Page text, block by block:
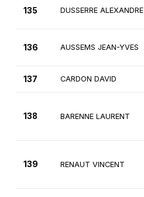
135 DUSSERRE ALEXANDRE
136 AUSSEMS JEAN-YVES
137 CARDON DAVID
138 BARENNE LAURENT
139 RENAUT VINCENT